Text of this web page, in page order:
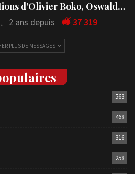
d’Olivier Boko, Oswald…
2 ans depuis 37 319
PLUS DE MESSAGES
563
468
316
258